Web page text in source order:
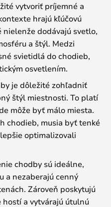
vytvoriť príjemné a
hrajú kľúčovú
dodávajú svetlo,
a štýl. Medzi
svietidlá do chodieb,
osvetlením.
je dôležité zohľadniť
štýl miestnosti. To platí
môže byť málo miesta.
chodieb, musia byť tenké
optimalizovali
chodby sú ideálne,
a nezaberajú cenný
Zároveň poskytujú
a vytvárajú útulnú